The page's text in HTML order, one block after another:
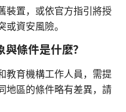
裝置，或依官方指引將授
資安風險。
條件是什麼？
教育機構工作人員，需提
地區的條件略有差異，請